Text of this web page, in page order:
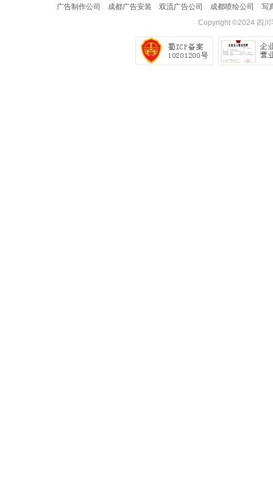
广告制作公司
成都广告安装 双流广告公司 成都喷绘公司
写
Copyright ©2024 四